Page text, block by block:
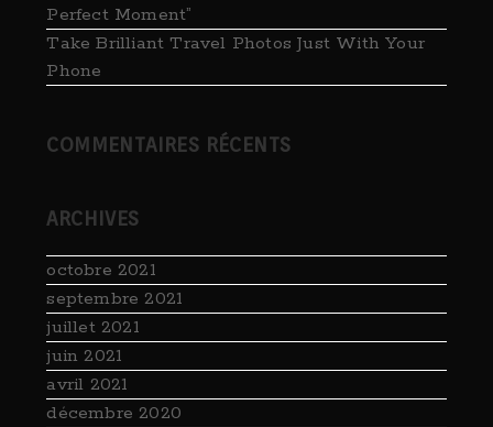
Perfect Moment”
Take ​Brilliant Travel Photos Just With Your
Phone
COMMENTAIRES RÉCENTS
ARCHIVES
octobre 2021
septembre 2021
juillet 2021
juin 2021
avril 2021
décembre 2020